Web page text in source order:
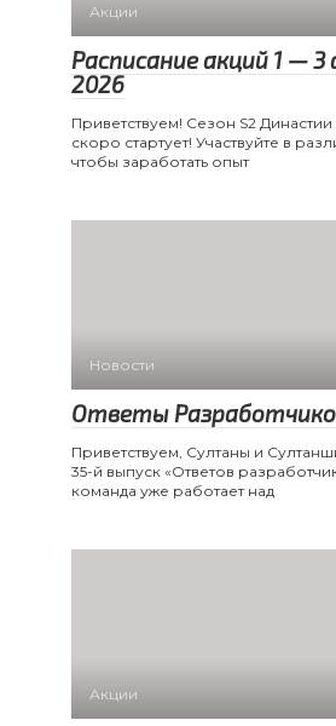
Акции
Расписание акций 1 — 3
2026
Приветствуем! Сезон S2
скоро стартует! Участвуйте в
чтобы заработать опыт
Новости
Ответы
Приветствуем, Султаны и
35-й выпуск «Ответов
команда уже работает над
Акции